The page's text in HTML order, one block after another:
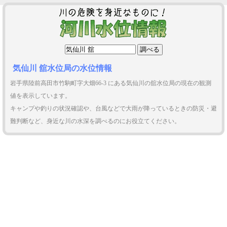
気仙川 舘水位局の水位情報
岩手県陸前高田市竹駒町字大畑66-3 にある気仙川の舘水位局の現在の観測
値を表示しています。
キャンプや釣りの状況確認や、台風などで大雨が降っているときの防災・避
難判断など、身近な川の水深を調べるのにお役立てください。